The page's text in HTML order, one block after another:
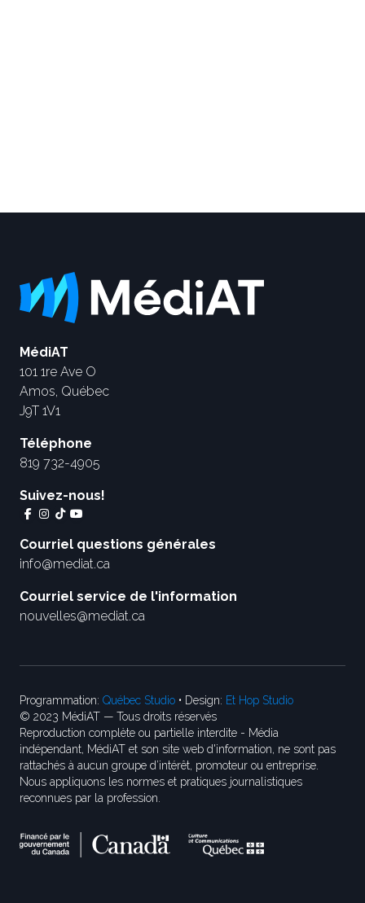
MédiAT
101 1re Ave O
Amos, Québec
J9T 1V1
Téléphone
819 732-4905
Suivez-nous!
Courriel questions générales
info@mediat.ca
Courriel service de l'information
nouvelles@mediat.ca
Programmation: Québec Studio • Design: Et Hop Studio
© 2023 MédiAT — Tous droits réservés
Reproduction complète ou partielle interdite - Média
indépendant, MédiAT et son site web d'information, ne sont pas
rattachés à aucun groupe d’intérêt, promoteur ou entreprise.
Nous appliquons les normes et pratiques journalistiques
reconnues par la profession.